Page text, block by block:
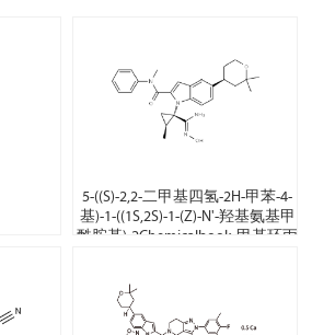
5-((S)-2,2-二甲基四氢-2H-甲苯-4-
基)-1-((1S,2S)-1-(Z)-N'-羟基氨基甲
酰胺基)-2Chemicalbook-甲基环丙
甲苯I湍流-2-甲胺